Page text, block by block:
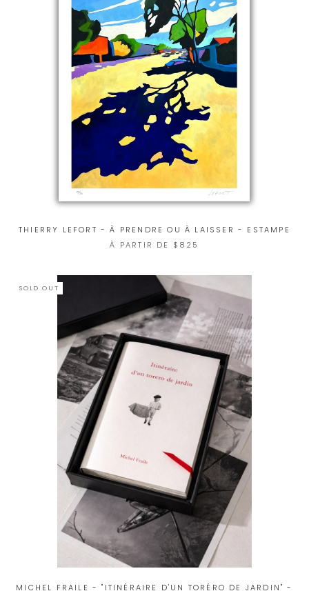
THIERRY LEFORT - À PRENDRE OU À LAISSER - ESTAMPE
À PARTIR DE $825
SOLD OUT
MICHEL FRAILE - "ITINÉRAIRE D'UN TORÉRO DE JARDIN" -